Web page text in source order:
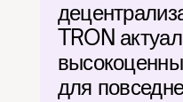
TRON
для